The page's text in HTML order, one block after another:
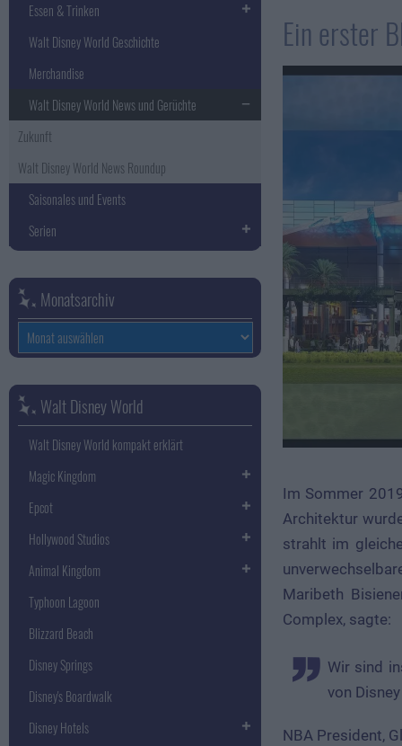
Ein erster
Im Sommer
Architektur
strahlt im
Maribeth
Complex, sagte:
Wir sind inspiriert von dem Design und der Energie, die das Gebäude in die West Side
von
NBA President,
Essen & Trinken
Walt Disney World Geschichte
Merchandise
Walt Disney World News und Gerüchte
Zukunft
Walt Disney World News Roundup
Saisonales und Events
Serien
Monatsarchiv
Monatsarchiv
Walt Disney World
Walt Disney World kompakt erklärt
Magic Kingdom
Epcot
Hollywood Studios
Animal Kingdom
Typhoon Lagoon
Blizzard Beach
Disney Springs
Disney's Boardwalk
Disney Hotels